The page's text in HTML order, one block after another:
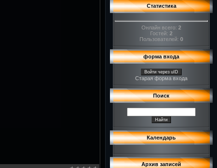
Статистика
Онлайн всего: 2
Гостей: 2
Пользователей: 0
форма входа
Войти через uID
Старая форма входа
Поиск
Календарь
Архив записей